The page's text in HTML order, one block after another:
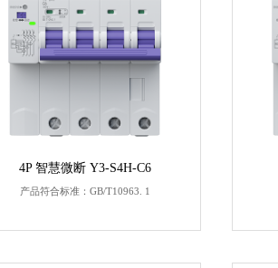
4P 智慧微断 Y3-S4H-C6
产品符合标准：GB/T10963. 1